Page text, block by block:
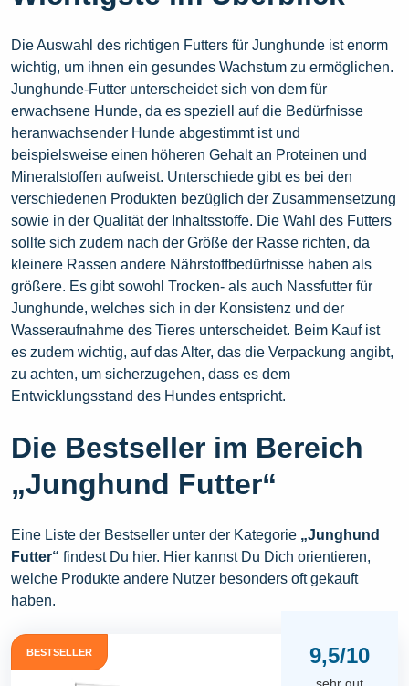
Die Auswahl des richtigen Futters für Junghunde ist enorm
wichtig, um ihnen ein gesundes Wachstum zu ermöglichen.
Junghunde-Futter unterscheidet sich von dem für
erwachsene Hunde, da es speziell auf die Bedürfnisse
heranwachsender Hunde abgestimmt ist und
beispielsweise einen höheren Gehalt an Proteinen und
Mineralstoffen aufweist. Unterschiede gibt es bei den
verschiedenen Produkten bezüglich der Zusammensetzung
sowie in der Qualität der Inhaltsstoffe. Die Wahl des Futters
sollte sich zudem nach der Größe der Rasse richten, da
kleinere Rassen andere Nährstoffbedürfnisse haben als
größere. Es gibt sowohl Trocken- als auch Nassfutter für
Junghunde, welches sich in der Konsistenz und der
Wasseraufnahme des Tieres unterscheidet. Beim Kauf ist
es zudem wichtig, auf das Alter, das die Verpackung angibt,
zu achten, um sicherzugehen, dass es dem
Entwicklungsstand des Hundes entspricht.
Die Bestseller im Bereich
„Junghund Futter“
Eine Liste der Bestseller unter der Kategorie „Junghund
Futter“ findest Du hier. Hier kannst Du Dich orientieren,
welche Produkte andere Nutzer besonders oft gekauft
haben.
BESTSELLER 9,5/10